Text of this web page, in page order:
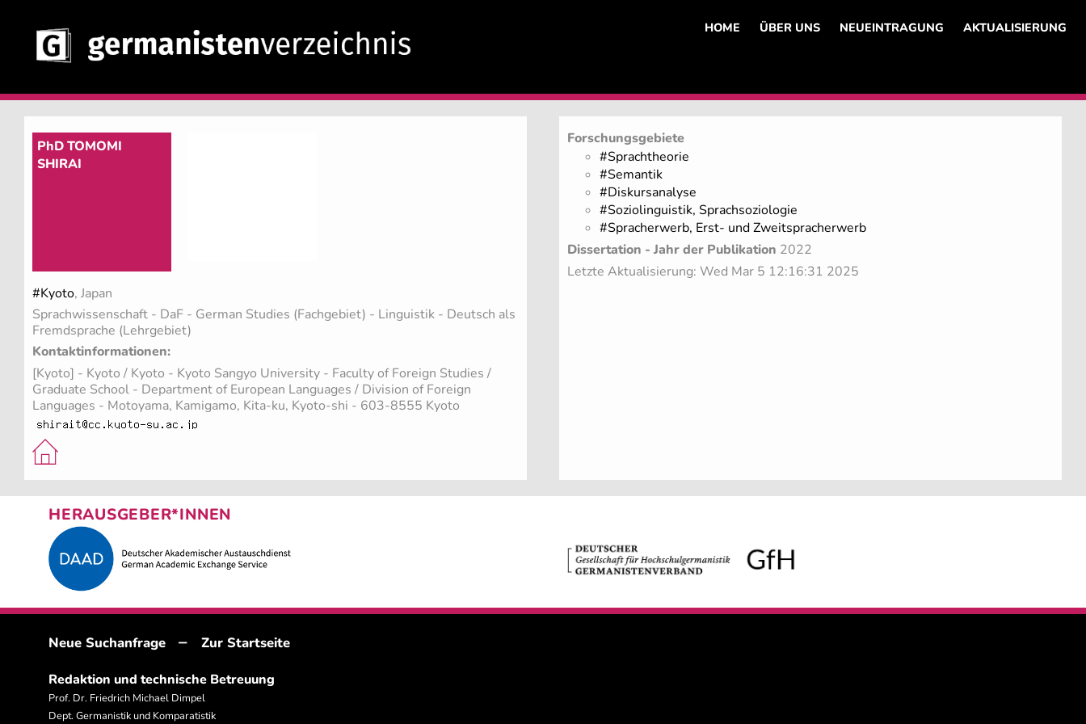
HOME ÜBER UNS NEUEINTRAGUNG AKTUALISIERUNG
PhD TOMOMI
SHIRAI
#Kyoto, Japan
Sprachwissenschaft - DaF - German Studies (Fachgebiet) - Linguistik - Deutsch als
Fremdsprache (Lehrgebiet)
Kontaktinformationen:
[Kyoto] - Kyoto / Kyoto - Kyoto Sangyo University - Faculty of Foreign Studies /
Graduate School - Department of European Languages / Division of Foreign
Languages - Motoyama, Kamigamo, Kita-ku, Kyoto-shi - 603-8555 Kyoto
Forschungsgebiete
#Sprachtheorie
#Semantik
#Diskursanalyse
#Soziolinguistik, Sprachsoziologie
#Spracherwerb, Erst- und Zweitspracherwerb
Dissertation - Jahr der Publikation 2022
Letzte Aktualisierung: Wed Mar 5 12:16:31 2025
HERAUSGEBER*INNEN
Neue Suchanfrage – Zur Startseite
Redaktion und technische Betreuung
Prof. Dr. Friedrich Michael Dimpel
Dept. Germanistik und Komparatistik